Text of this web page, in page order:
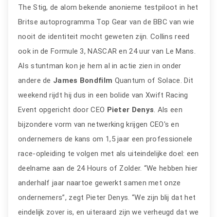
The Stig, de alom bekende anonieme testpiloot in het
Britse autoprogramma Top Gear van de BBC van wie
nooit de identiteit mocht geweten zijn. Collins reed
ook in de Formule 3, NASCAR en 24 uur van Le Mans.
Als stuntman kon je hem al in actie zien in onder
andere de James Bondfilm Quantum of Solace. Dit
weekend rijdt hij dus in een bolide van Xwift Racing
Event opgericht door CEO Pieter Denys. Als een
bijzondere vorm van netwerking krijgen CEO's en
ondernemers de kans om 1,5 jaar een professionele
race-opleiding te volgen met als uiteindelijke doel: een
deelname aan de 24 Hours of Zolder. “We hebben hier
anderhalf jaar naartoe gewerkt samen met onze
ondernemers”, zegt Pieter Denys. “We zijn blij dat het
eindelijk zover is, en uiteraard zijn we verheugd dat we